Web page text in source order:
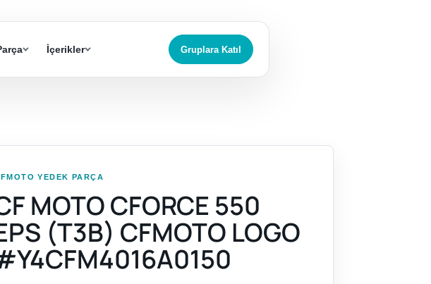
İçerikler Gruplara Katıl
YEDEK PARÇA
MOTO CFORCE 550
(T3B) CFMOTO LOGO